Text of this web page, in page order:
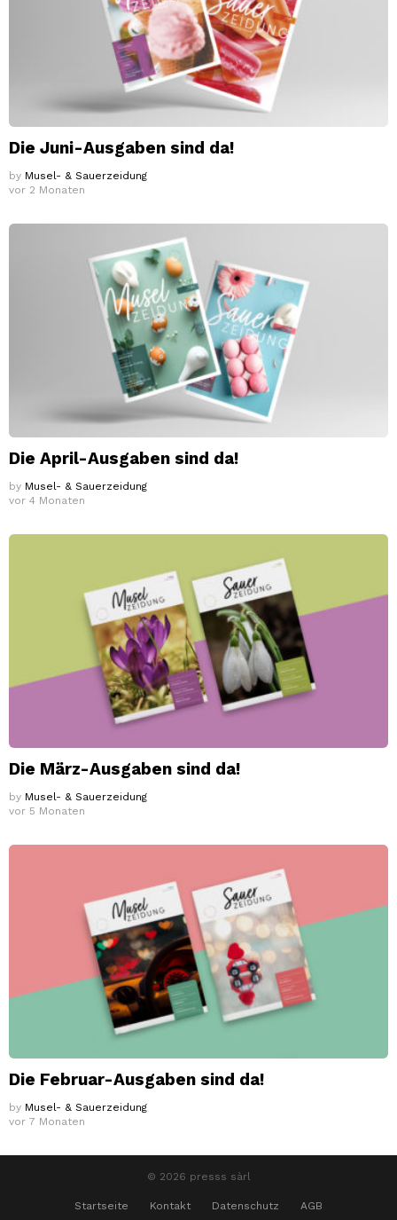
Die Juni-Ausgaben sind da!
by Musel- & Sauerzeidung
vor 2 Monaten
Die April-Ausgaben sind da!
by Musel- & Sauerzeidung
vor 4 Monaten
Die März-Ausgaben sind da!
by Musel- & Sauerzeidung
vor 5 Monaten
Die Februar-Ausgaben sind da!
by Musel- & Sauerzeidung
vor 7 Monaten
© 2026 presss sàrl
Startseite Kontakt Datenschutz AGB